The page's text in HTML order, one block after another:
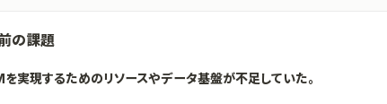
の課題
実現するためのリソースやデータ基盤が不足していた。